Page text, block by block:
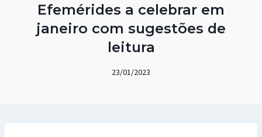
Efemérides a celebrar em
janeiro com sugestões de
leitura
23/01/2023